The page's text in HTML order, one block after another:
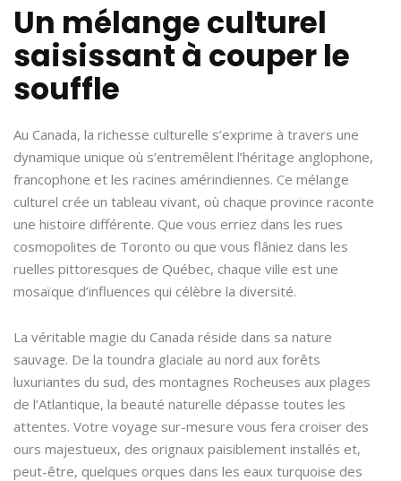
Un mélange culturel
saisissant à couper le
souffle
Au Canada, la richesse culturelle s’exprime à travers une
dynamique unique où s’entremêlent l’héritage anglophone,
francophone et les racines amérindiennes. Ce mélange
culturel crée un tableau vivant, où chaque province raconte
une histoire différente. Que vous erriez dans les rues
cosmopolites de Toronto ou que vous flâniez dans les
ruelles pittoresques de Québec, chaque ville est une
mosaïque d’influences qui célèbre la diversité.
La véritable magie du Canada réside dans sa nature
sauvage. De la toundra glaciale au nord aux forêts
luxuriantes du sud, des montagnes Rocheuses aux plages
de l’Atlantique, la beauté naturelle dépasse toutes les
attentes. Votre voyage sur-mesure vous fera croiser des
ours majestueux, des orignaux paisiblement installés et,
peut-être, quelques orques dans les eaux turquoise des